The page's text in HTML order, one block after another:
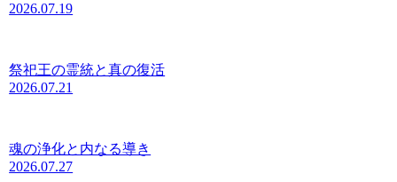
2026.07.19
祭祀王の霊統と真の復活
2026.07.21
魂の浄化と内なる導き
2026.07.27